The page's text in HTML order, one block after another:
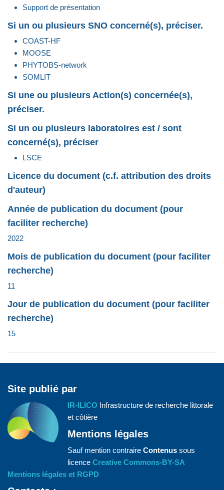
Support de présentation
Si un ou plusieurs SNO concerné(s), préciser.
COAST-HF
MOOSE
PHYTOBS-network
SOMLIT
Si une ou plusieurs Action(s) concernée(s),
préciser.
Si un ou plusieurs laboratoires est / sont
concerné(s), préciser
LSCE
Licence du document (c.f. attribution des droits
d'auteur)
Année de publication du document (pour
faciliter recherche)
2022
Mois de publication du document (pour faciliter
recherche)
11
Jour de publication du document (pour faciliter
recherche)
15
Site publié par
IR-ILICO Infrastructure de recherche littorale
et côtière
Mentions légales
Sauf mention contraire Contenus sous
licence Creative Commons-BY-SA
Mentions légales et RGPD